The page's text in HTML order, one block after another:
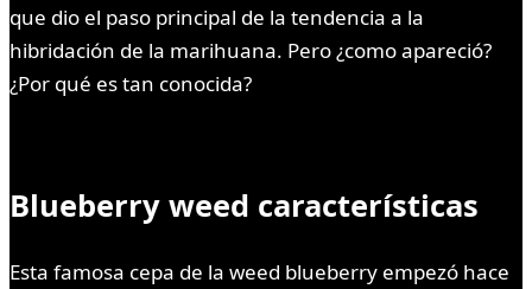
que dio el paso principal de la tendencia a la
hibridación de la marihuana. Pero ¿como apareció?
¿Por qué es tan conocida?
Blueberry weed características
Esta famosa cepa de la weed blueberry empezó hace